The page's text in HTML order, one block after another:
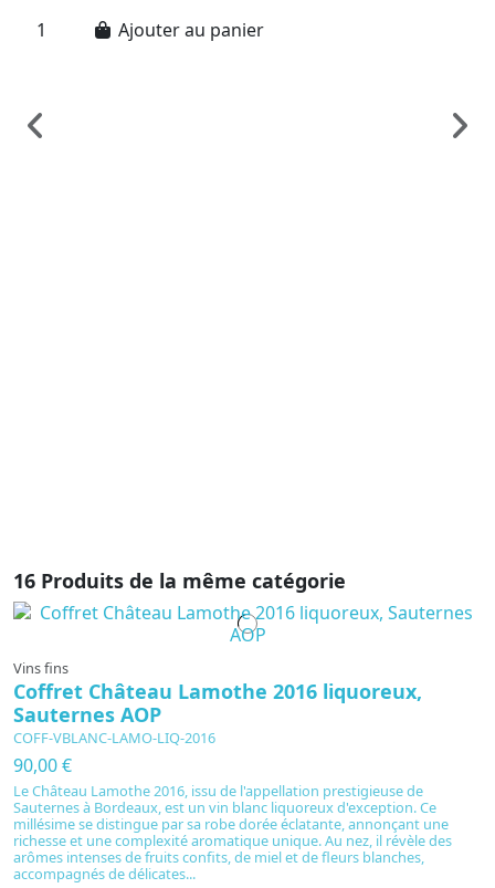
Ajouter au panier
16 Produits de la même catégorie
Vins fins
Coffret Château Lamothe 2016 liquoreux,
Sauternes AOP
COFF-VBLANC-LAMO-LIQ-2016
90,00 €
Le Château Lamothe 2016, issu de l'appellation prestigieuse de
Sauternes à Bordeaux, est un vin blanc liquoreux d'exception. Ce
millésime se distingue par sa robe dorée éclatante, annonçant une
richesse et une complexité aromatique unique. Au nez, il révèle des
arômes intenses de fruits confits, de miel et de fleurs blanches,
accompagnés de délicates...